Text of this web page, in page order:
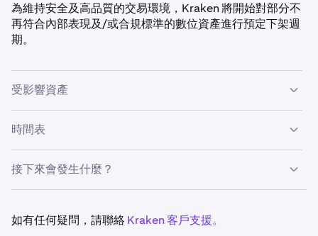
為維持安全及高品質的交易環境，Kraken 將開始對部分不
再符合內部表現及/或合規標準的數位資產進行預定下架週
期。
受影響資產
以下資產將按計劃下架：
ETHW、TVK、TUSD、MOVE
時間表
• 2025 年 12 月 12 日：
上述資產的交易及充值將於世界
標準時間 14:00停用。
14:00。
接下來會發生什麼？
受影響資產的交易及充值將於 2025 年 12 月 12 日起
停。
如有任何疑問，請聯絡Kraken 客戶支援。